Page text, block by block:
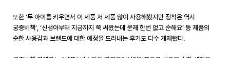
또한 ‘두 아이를 키우면서 이 제품 저 제품 많이 사용해봤지만 정착은 역시
궁중비책’, ‘신생아부터 지금까지 쭉 써왔는데 문제 한번 없고 순해요’ 등 제품의
순한 사용감과 브랜드에 대한 애정을 드러내는 후기도 다수 게재됐다.